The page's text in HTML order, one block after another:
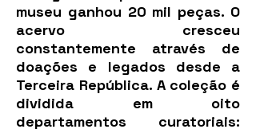
museu ganhou 20 mil peças. O
acervo cresceu
constantemente através de
doações e legados desde a
Terceira República. A coleção é
dividida em oito
departamentos curatoriais: